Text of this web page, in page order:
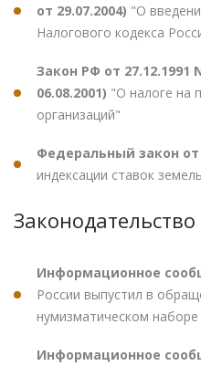
от 29.07.2004) "О
Налогового кодекса
Закон РФ от 27.12.1991
06.08.2001) "О налоге на
организаций"
Федеральный закон от
индексации ставок
Законодательство
Информационное
России выпустил в
нумизматическом
Информационное